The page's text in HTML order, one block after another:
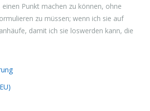
Punkt machen zu können, ohne
zu müssen; wenn ich sie auf
damit ich sie loswerden kann, die